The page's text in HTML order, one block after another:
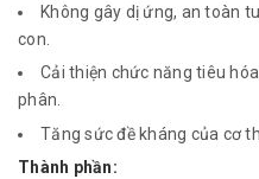
Không gây dị ứng, an toàn
con.
Cải thiện chức năng tiêu
phân.
Tăng sức đề kháng của cơ
Thành phần: